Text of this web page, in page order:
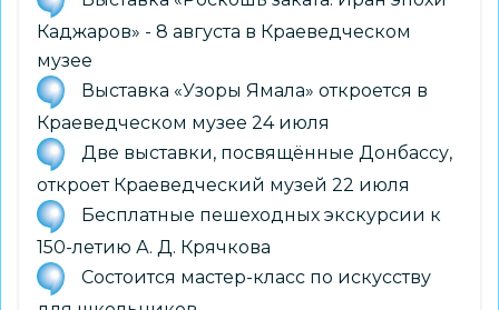
Каджаров» - 8 августа в Краеведческом
музее
Выставка «Узоры Ямала» откроется в
Краеведческом музее 24 июля
Две выставки, посвящённые Донбассу,
откроет Краеведческий музей 22 июля
Бесплатные пешеходных экскурсии к
150-летию А. Д. Крячкова
Состоится мастер-класс по искусству